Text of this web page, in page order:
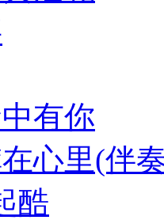
有你
心里(伴
酷